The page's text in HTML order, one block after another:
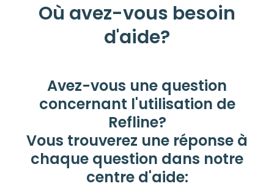
Où avez-vous besoin
d'aide?
Avez-vous une question
concernant l'utilisation de
Refline?
Vous trouverez une réponse à
chaque question dans notre
centre d'aide: